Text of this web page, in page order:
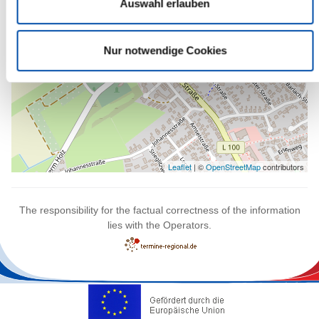
Auswahl erlauben
Nur notwendige Cookies
Leaflet | ©OpenStreetMapcontributors
The responsibility for the factual correctness of the information
lies with the Operators.